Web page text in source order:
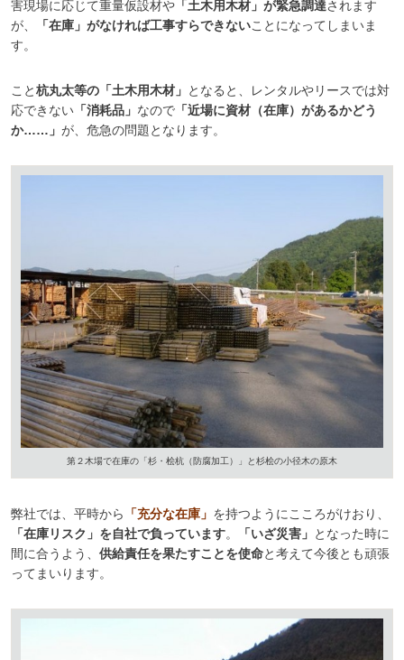
害現場に応じて重量仮設材や 「土木用木材」が緊急調達されます
が、
「在庫」がなければ工事すらできないことになってしまいま
す。
こと杭丸太等の「土木用木材」 となると、レンタルやリースでは対
応できない 「消耗品」 なので 「近場に資材（在庫）があるかどう
か……」 が、危急の問題となります。
第２木場で在庫の「杉・桧杭（防腐加工）」と杉桧の小径木の原木
弊社では、平時から 「充分な在庫」 を持つようにこころがけおり、
「在庫リスク」を自社で負っています。 「いざ災害」 となった時に
間に合うよう、 供給責任を果たすことを使命と考えて今後とも頑張
ってまいります。